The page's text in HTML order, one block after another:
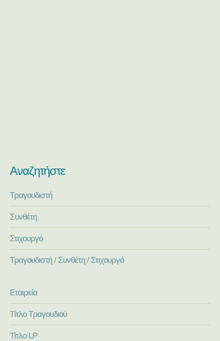
Αναζητήστε
Τραγουδιστή
Συνθέτη
Στιχουργό
Τραγουδιστή / Συνθέτη / Στιχουργό
Εταιρεία
Τίτλο Τραγουδιού
Τίτλο LP